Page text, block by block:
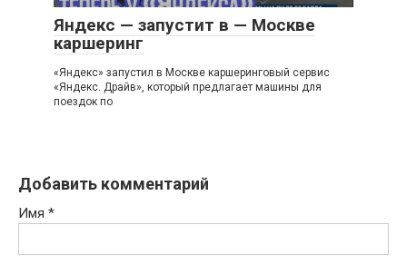
Яндекс — запустит в — Москве
каршеринг
«Яндекс» запустил в Москве каршеринговый сервис
«Яндекс. Драйв», который предлагает машины для
поездок по
Добавить комментарий
Имя *